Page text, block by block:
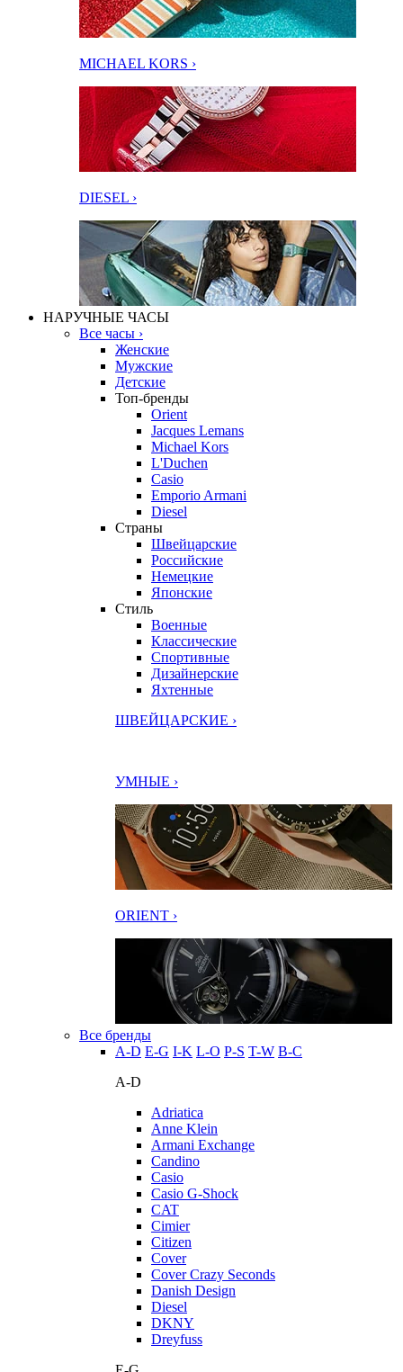
MICHAEL KORS ›
DIESEL ›
НАРУЧНЫЕ ЧАСЫ
Все часы ›
Женские
Мужские
Детские
Топ-бренды
Orient
Jacques Lemans
Michael Kors
L'Duchen
Casio
Emporio Armani
Diesel
Страны
Швейцарские
Российские
Немецкие
Японские
Стиль
Военные
Классические
Спортивные
Дизайнерские
Яхтенные
ШВЕЙЦАРСКИЕ ›
УМНЫЕ ›
ORIENT ›
Все бренды
A-D E-G I-K L-O P-S T-W В-С
A-D
Adriatica
Anne Klein
Armani Exchange
Candino
Casio
Casio G-Shock
CAT
Cimier
Citizen
Cover
Cover Crazy Seconds
Danish Design
Diesel
DKNY
Dreyfuss